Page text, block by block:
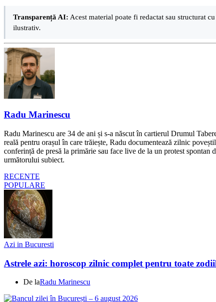
Transparență AI: Acest material poate fi redactat sau structurat
ilustrativ.
Radu Marinescu
Radu Marinescu are 34 de ani și s-a născut în cartierul Drumul
reală pentru orașul în care trăiește, Radu documentează zilnic
conferință de presă la primărie sau face live de la un protest
următorului subiect.
RECENTE
POPULARE
Azi in Bucuresti
Astrele azi: horoscop zilnic complet pentru toate
De laRadu Marinescu